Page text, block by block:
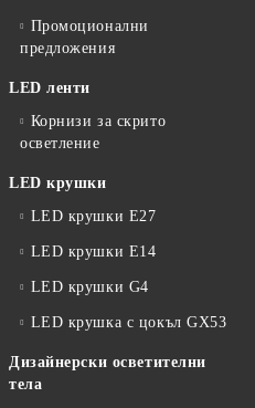
Промоционални
предложения
LED ленти
Корнизи за скрито
осветление
LED крушки
LED крушки E27
LED крушки E14
LED крушки G4
LED крушка с цокъл GX53
Дизайнерски осветителни
тела